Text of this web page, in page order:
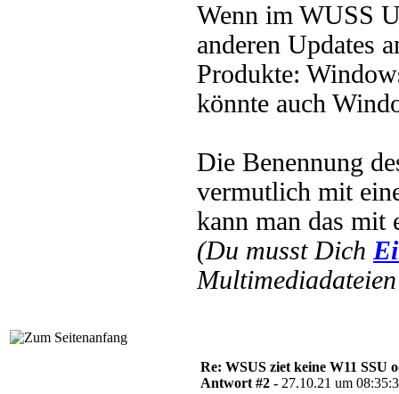
Wenn im WUSS
anderen Updates
Produkte:
könnte auch
Die Benennung
vermutlich mit
kann man das mit
(Du musst Dich
Re: WSUS ziet keine W11 SSU
Antwort #2 - 27.10.21 um